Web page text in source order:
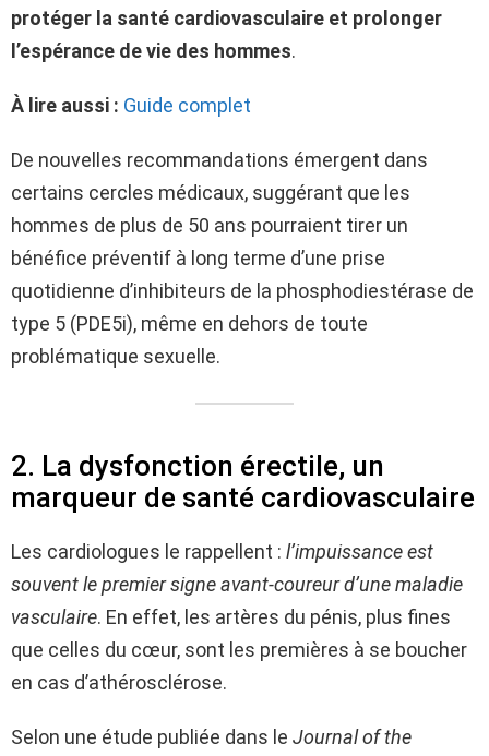
protéger la santé cardiovasculaire et prolonger
l’espérance de vie des hommes.
À lire aussi : Guide complet
De nouvelles recommandations émergent dans
certains cercles médicaux, suggérant que les
hommes de plus de 50 ans pourraient tirer un
bénéfice préventif à long terme d’une prise
quotidienne d’inhibiteurs de la phosphodiestérase de
type 5 (PDE5i), même en dehors de toute
problématique sexuelle.
2. La dysfonction érectile, un
marqueur de santé cardiovasculaire
Les cardiologues le rappellent : l’impuissance est
souvent le premier signe avant-coureur d’une maladie
vasculaire. En effet, les artères du pénis, plus fines
que celles du cœur, sont les premières à se boucher
en cas d’athérosclérose.
Selon une étude publiée dans le Journal of the